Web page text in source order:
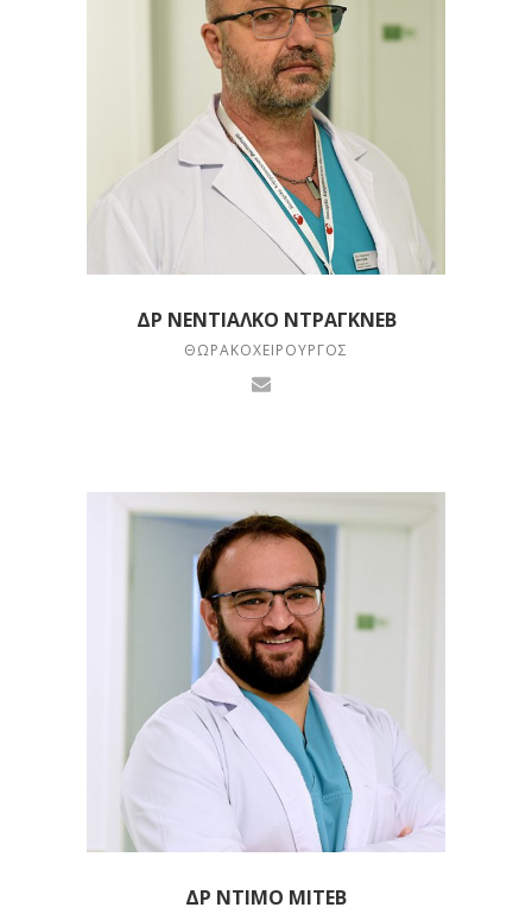
ΔΡ ΝΕΝΤΙΆΛΚΟ ΝΤΡΆΓΚΝΕΒ
ΘΩΡΑΚΟΧΕΙΡΟΥΡΓΌΣ
ΔΡ ΝΤΊΜΟ ΜΊΤΕΒ